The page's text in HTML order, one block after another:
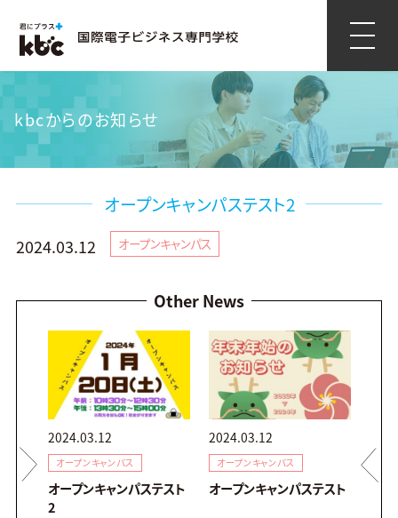
kbcからのお知らせ
オープンキャンパステスト2
2024.03.12 オープンキャンパス
Other News
2024.03.12
オープンキャンパス
オープンキャンパステスト
2
2024.03.12
オープンキャンパス
オープンキャンパステスト